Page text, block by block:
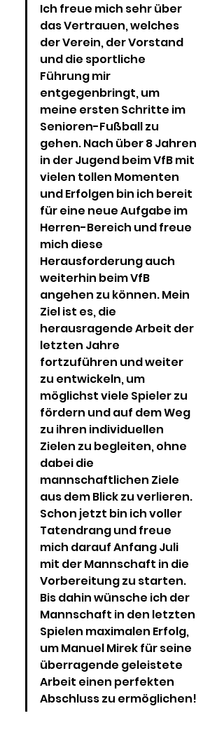
Ich freue mich sehr über
das Vertrauen, welches
der Verein, der Vorstand
und die sportliche
Führung mir
entgegenbringt, um
meine ersten Schritte im
Senioren-Fußball zu
gehen. Nach über 8 Jahren
in der Jugend beim VfB mit
vielen tollen Momenten
und Erfolgen bin ich bereit
für eine neue Aufgabe im
Herren-Bereich und freue
mich diese
Herausforderung auch
weiterhin beim VfB
angehen zu können. Mein
Ziel ist es, die
herausragende Arbeit der
letzten Jahre
fortzuführen und weiter
zu entwickeln, um
möglichst viele Spieler zu
fördern und auf dem Weg
zu ihren individuellen
Zielen zu begleiten, ohne
dabei die
mannschaftlichen Ziele
aus dem Blick zu verlieren.
Schon jetzt bin ich voller
Tatendrang und freue
mich darauf Anfang Juli
mit der Mannschaft in die
Vorbereitung zu starten.
Bis dahin wünsche ich der
Mannschaft in den letzten
Spielen maximalen Erfolg,
um Manuel Mirek für seine
überragende geleistete
Arbeit einen perfekten
Abschluss zu ermöglichen!